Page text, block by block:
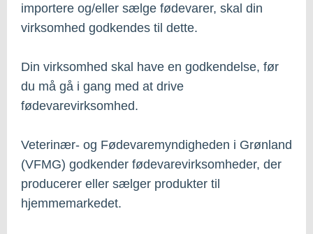
importere og/eller sælge fødevarer, skal din
virksomhed godkendes til dette.
Din virksomhed skal have en godkendelse, før
du må gå i gang med at drive
fødevarevirksomhed.
Veterinær- og Fødevaremyndigheden i Grønland
(VFMG) godkender fødevarevirksomheder, der
producerer eller sælger produkter til
hjemmemarkedet.